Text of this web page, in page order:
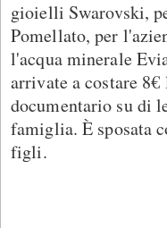
gioielli Swarovski,
Pomellato, per
l'acqua minerale
arrivate a costare
documentario su di
famiglia. È sposata
figli.